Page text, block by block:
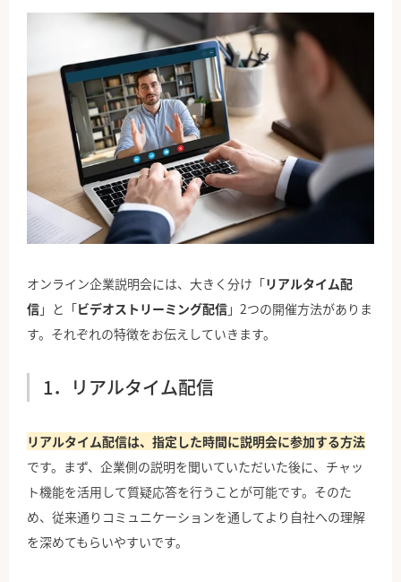
オンライン企業説明会には、大きく分け「リアルタイム配
信 」と「ビデオストリーミング配信 」2つの開催方法がありま
す。それぞれの特徴をお伝えしていきます。
1．リアルタイム配信
リアルタイム配信は、指定した時間に説明会に参加する方法
です。まず、企業側の説明を聞いていただいた後に、チャッ
ト機能を活用して質疑応答を行うことが可能です。そのた
め、従来通りコミュニケーションを通してより自社への理解
を深めてもらいやすいです。